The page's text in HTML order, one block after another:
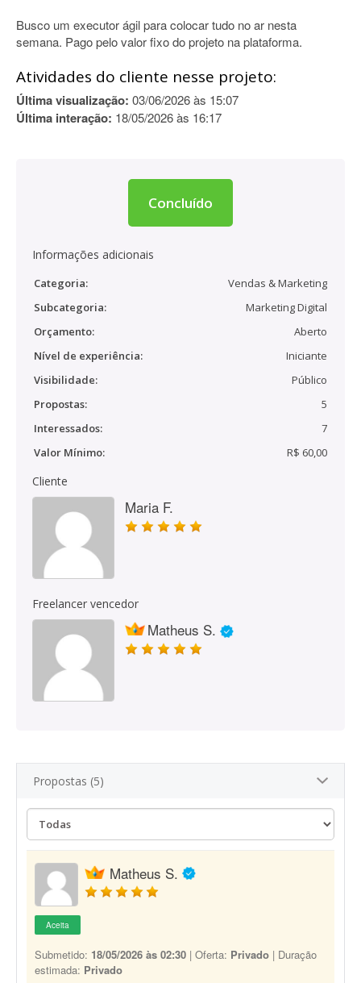
Busco um executor ágil para colocar tudo no ar nesta
semana. Pago pelo valor fixo do projeto na plataforma.
Atividades do cliente nesse projeto:
Última visualização: 03/06/2026 às 15:07
Última interação: 18/05/2026 às 16:17
Concluído
Informações adicionais
Categoria:
Vendas & Marketing
Subcategoria:
Marketing Digital
Orçamento:
Aberto
Nível de experiência:
Iniciante
Visibilidade:
Público
Propostas:
5
Interessados:
7
Valor Mínimo:
R$ 60,00
Cliente
Maria F.
Freelancer vencedor
Matheus S.
Propostas (5)
Matheus S.
Aceita
Submetido: 18/05/2026 às 02:30 | Oferta: Privado | Duração
estimada: Privado